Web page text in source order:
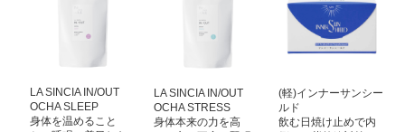
LA SINCIA IN/OUT
OCHA SLEEP
身体を温めること
LA SINCIA IN/OUT
OCHA STRESS
身体本来の力を高
(軽)インナーサンシー
ルド
飲む日焼け止めで内